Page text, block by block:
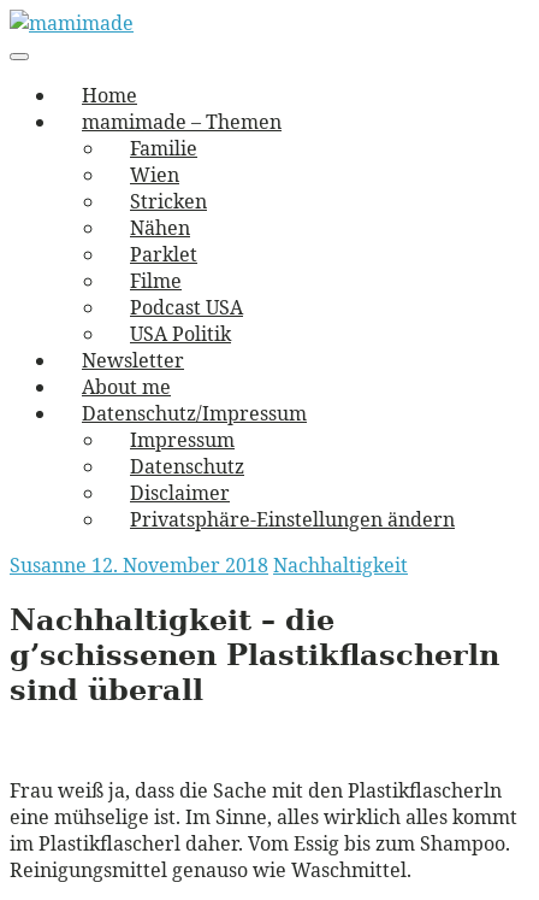
Skip
to
mamimade
vernäht und zugetextet
navigation
Menu
Home
mamimade – Themen
Familie
Wien
Stricken
Nähen
Parklet
Filme
Podcast USA
USA Politik
Newsletter
About me
Datenschutz/Impressum
Impressum
Datenschutz
Disclaimer
Privatsphäre-Einstellungen ändern
Susanne 12. November 2018Nachhaltigkeit
Nachhaltigkeit – die
g’schissenen Plastikflascherln
sind überall
Frau weiß ja, dass die Sache mit den Plastikflascherln
eine mühselige ist. Im Sinne, alles wirklich alles kommt
im Plastikflascherl daher. Vom Essig bis zum Shampoo.
Reinigungsmittel genauso wie Waschmittel.